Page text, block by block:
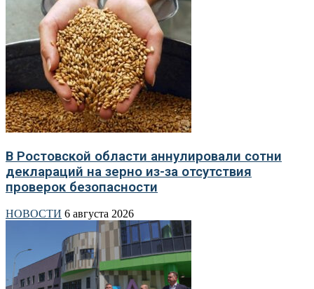
В Ростовской области аннулировали сотни
деклараций на зерно из-за отсутствия
проверок безопасности
НОВОСТИ 6 августа 2026